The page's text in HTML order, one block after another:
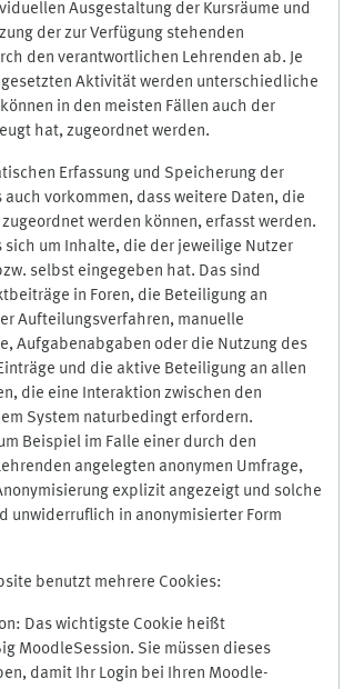
Ausgestaltung der Kursräume und
der zur Verfügung stehenden
den verantwortlichen Lehrenden ab. Je
Aktivität werden unterschiedliche
in den meisten Fällen auch der
hat, zugeordnet werden.
Erfassung und Speicherung der
auch vorkommen, dass weitere Daten, die
werden können, erfasst werden.
sich um Inhalte, die der jeweilige Nutzer
selbst eingegeben hat. Das sind
in Foren, die Beteiligung an
Aufteilungsverfahren, manuelle
Aufgabenabgaben oder die Nutzung des
und die aktive Beteiligung an allen
die eine Interaktion zwischen den
System naturbedingt erfordern.
Beispiel im Falle einer durch den
angelegten anonymen Umfrage,
explizit angezeigt und solche
unwiderruflich in anonymisierter Form
benutzt mehrere Cookies:
Das wichtigste Cookie heißt
MoodleSession. Sie müssen dieses
damit Ihr Login bei Ihren Moodle-